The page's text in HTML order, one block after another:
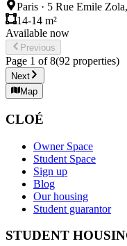
Paris · 5 Rue Emile
14-14 m²
Available now
Previous
Page 1 of 8(92 properties)
Next
Map
CLOÉ
Owner Space
Student Space
Sign up
Blog
Our housing
Student guarantor
STUDENT